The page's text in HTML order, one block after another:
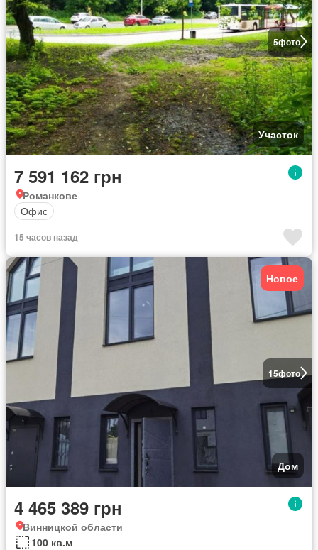
5фото
Участок
7 591 162 грн
Романкове
Офис
15 часов назад
15фото
Новое
Дом
4 465 389 грн
Винницкой области
100 кв.м